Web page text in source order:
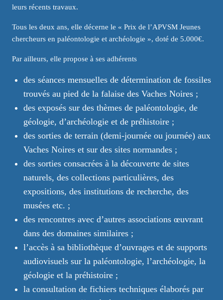
leurs récents travaux.
Tous les deux ans, elle décerne le « Prix de l’APVSM Jeunes
chercheurs en paléontologie et archéologie », doté de 5.000€.
Par ailleurs, elle propose à ses adhérents
des séances mensuelles de détermination de fossiles
trouvés au pied de la falaise des Vaches Noires ;
des exposés sur des thèmes de paléontologie, de
géologie, d’archéologie et de préhistoire ;
des sorties de terrain (demi-journée ou journée) aux
Vaches Noires et sur des sites normandes ;
des sorties consacrées à la découverte de sites
naturels, des collections particulières, des
expositions, des institutions de recherche, des
musées etc. ;
des rencontres avec d’autres associations œuvrant
dans des domaines similaires ;
l’accès à sa bibliothèque d’ouvrages et de supports
audiovisuels sur la paléontologie, l’archéologie, la
géologie et la préhistoire ;
la consultation de fichiers techniques élaborés par